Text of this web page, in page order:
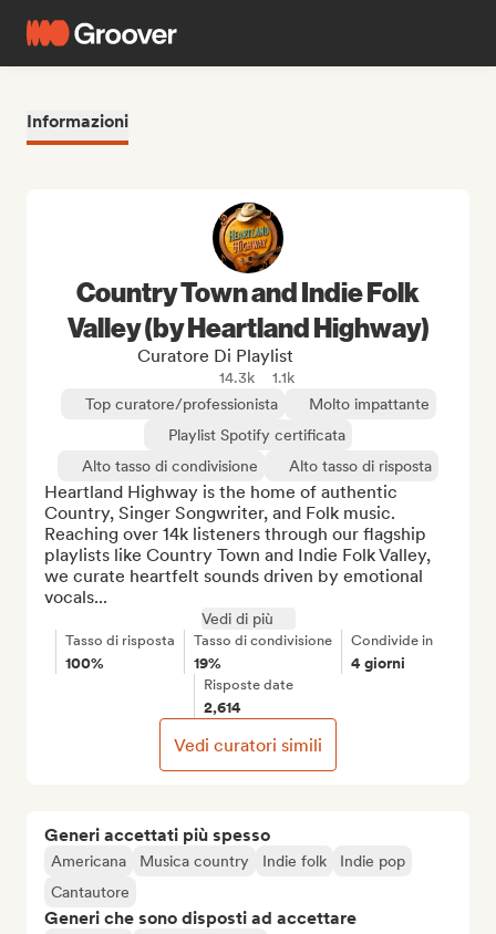
Informazioni
Generi accettati più spesso
Americana Musica country Indie folk
Indie pop
Cantautore
Generi che sono disposti ad accettare
Country Town and Indie Folk
Valley (by Heartland Highway)
Curatore Di Playlist
14.3k
1.1k
Top curatore/professionista
Molto impattante
Playlist Spotify certificata
Alto tasso di condivisione
Alto tasso di risposta
Heartland Highway is the home of authentic
Country, Singer Songwriter, and Folk music.
Reaching over 14k listeners through our flagship
playlists like Country Town and Indie Folk Valley,
we curate heartfelt sounds driven by emotional
vocals...
Vedi di più
Tasso di risposta
100%
Tasso di condivisione
19%
Condivide in
4 giorni
Risposte date
2,614
Vedi curatori simili